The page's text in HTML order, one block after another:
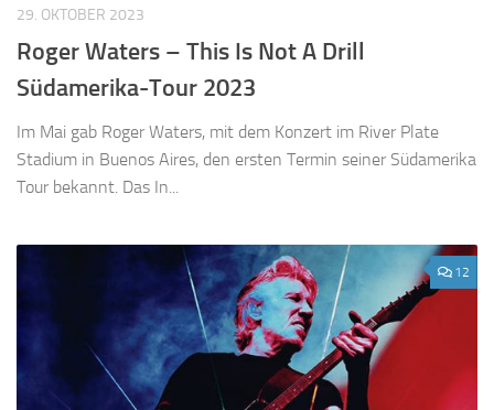
29. OKTOBER 2023
Roger Waters – This Is Not A Drill
Südamerika-Tour 2023
Im Mai gab Roger Waters, mit dem Konzert im River Plate
Stadium in Buenos Aires, den ersten Termin seiner Südamerika
Tour bekannt. Das In...
12